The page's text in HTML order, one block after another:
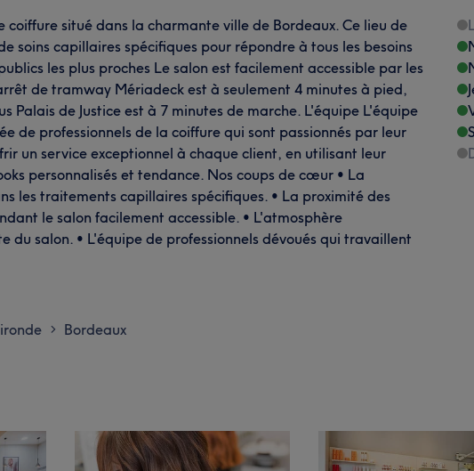
coiffure situé dans la charmante ville de Bordeaux. Ce lieu de
soins capillaires spécifiques pour répondre à tous les besoins
les plus proches Le salon est facilement accessible par les
de tramway Mériadeck est à seulement 4 minutes à pied,
Palais de Justice est à 7 minutes de marche. L'équipe L'équipe
de professionnels de la coiffure qui sont passionnés par leur
un service exceptionnel à chaque client, en utilisant leur
personnalisés et tendance. Nos coups de cœur • La
les traitements capillaires spécifiques. • La proximité des
le salon facilement accessible. • L'atmosphère
du salon. • L'équipe de professionnels dévoués qui travaillent
> Bordeaux